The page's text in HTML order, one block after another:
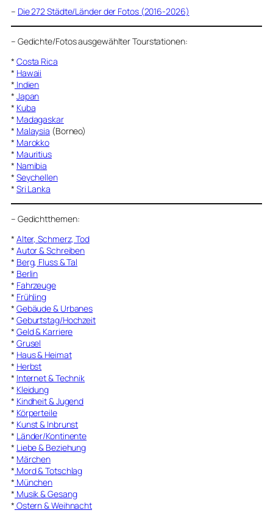
– Die 272 Städte/Länder der Fotos (2016-2026)
– Gedichte/Fotos ausgewählter Tourstationen:
* Costa Rica
* Hawaii
* Indien
* Japan
* Kuba
* Madagaskar
* Malaysia (Borneo)
* Marokko
* Mauritius
* Namibia
* Seychellen
* Sri Lanka
– Gedichtthemen:
* Alter, Schmerz, Tod
* Autor & Schreiben
* Berg, Fluss & Tal
* Berlin
* Fahrzeuge
* Frühling
* Gebäude & Urbanes
* Geburtstag/Hochzeit
* Geld & Karriere
* Grusel
* Haus & Heimat
* Herbst
* Internet & Technik
* Kleidung
* Kindheit & Jugend
* Körperteile
* Kunst & Inbrunst
* Länder/Kontinente
* Liebe & Beziehung
* Märchen
* Mord & Totschlag
* München
* Musik & Gesang
* Ostern & Weihnacht